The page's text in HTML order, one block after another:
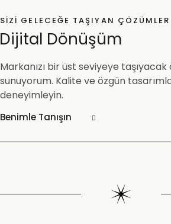
SIZI GELECEĞE TAŞIYAN ÇÖZÜMLER
Dijital Dönüşüm
Markanızı bir üst seviyeye
sunuyorum. Kalite ve özgün
deneyimleyin.
Benimle Tanışın